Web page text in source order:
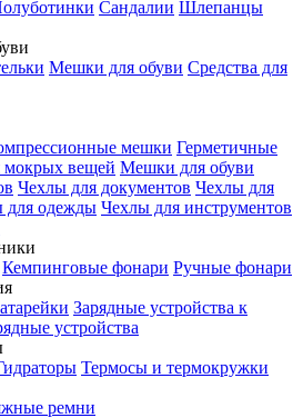
Сандалии Шлепанцы
Мешки для обуви Средства для
мешки Герметичные
вещей Мешки для обуви
Чехлы для документов Чехлы для
для одежды Чехлы для инструментов
Кемпинговые фонари Ручные фонари
Зарядные устройства к
устройства
Термосы и термокружки
ремни